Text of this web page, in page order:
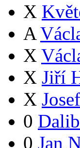
X
A
X
X Jiří
X
0
0 Jan